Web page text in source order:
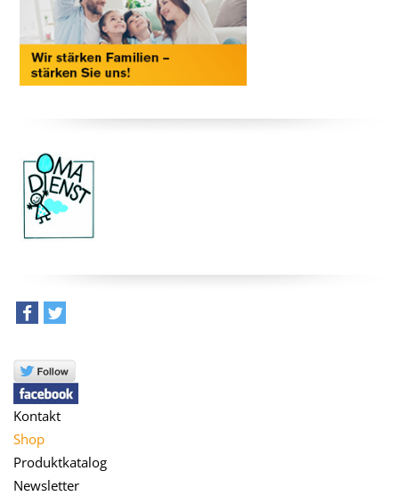
Kontakt
Shop
Produktkatalog
Newsletter